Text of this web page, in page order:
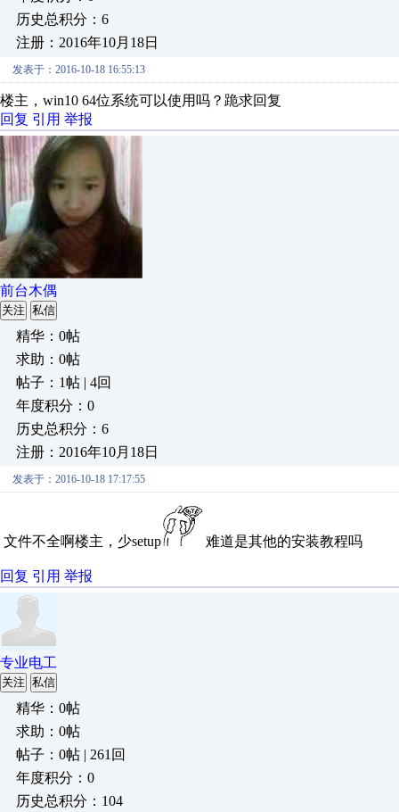
历史总积分：6
注册：2016年10月18日
发表于：2016-10-18 16:55:13
楼主，win10 64位系统可以使用吗？跪求回复
回复 引用 举报
前台木偶
关注 私信
精华：0帖
求助：0帖
帖子：1帖 | 4回
年度积分：0
历史总积分：6
注册：2016年10月18日
发表于：2016-10-18 17:17:55
文件不全啊楼主，少setup 难道是其他的安装教程吗
回复 引用 举报
专业电工
关注 私信
精华：0帖
求助：0帖
帖子：0帖 | 261回
年度积分：0
历史总积分：104